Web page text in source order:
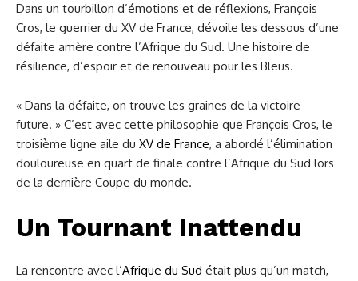
Dans un tourbillon d’émotions et de réflexions, François
Cros, le guerrier du XV de France, dévoile les dessous d’une
défaite amère contre l’Afrique du Sud. Une histoire de
résilience, d’espoir et de renouveau pour les Bleus.
« Dans la défaite, on trouve les graines de la victoire
future. » C’est avec cette philosophie que François Cros, le
troisième ligne aile du XV de France, a abordé l’élimination
douloureuse en quart de finale contre l’Afrique du Sud lors
de la dernière Coupe du monde.
Un Tournant Inattendu
La rencontre avec l’Afrique du Sud était plus qu’un match,